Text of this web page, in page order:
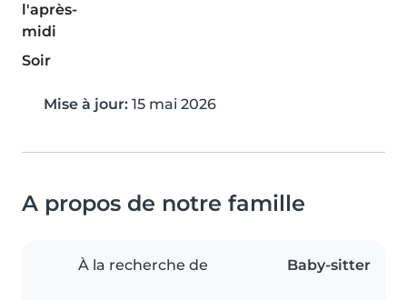
l'après-
midi
Soir
Mise à jour: 15 mai 2026
A propos de notre famille
À la recherche de Baby-sitter